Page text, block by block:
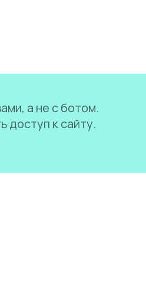
а не с ботом.
доступ к сайту.